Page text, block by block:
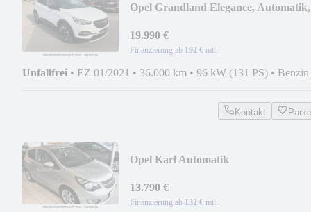
Opel Grandland Elegance, Automatik,
19.990 €
Finanzierung ab 192 € mtl.
Unfallfrei • EZ 01/2021 • 36.000 km • 96 kW (131 PS) • Benzin
Kontakt
Opel Karl Automatik
13.790 €
Finanzierung ab 132 € mtl.